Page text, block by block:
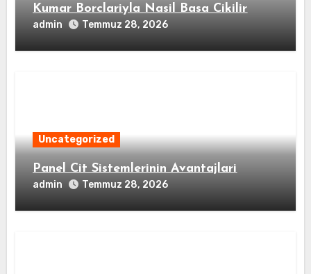
Kumar Borclariyla Nasil Basa Cikilir
admin Temmuz 28, 2026
Uncategorized
Panel Cit Sistemlerinin Avantajlari
admin Temmuz 28, 2026